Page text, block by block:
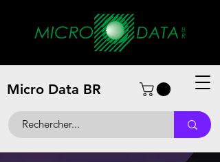
Micro Data BR